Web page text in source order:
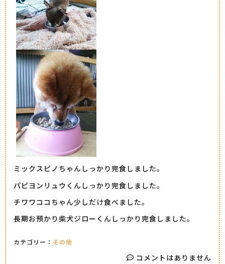
ミックスピノちゃんしっかり完食しました。
パピヨンリュウくんしっかり完食しました。
チワワココちゃん少しだけ食べました。
長期お預かり柴犬ジローくんしっかり完食しました。
カテゴリー： その他
コメントはありません